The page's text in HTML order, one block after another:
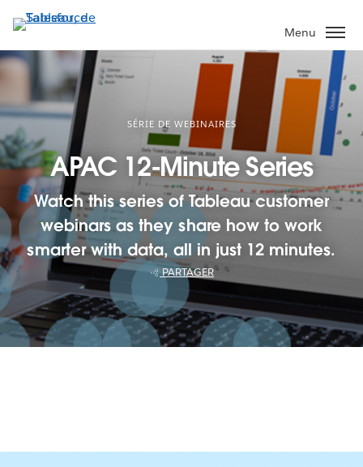
Aller
au
contenu
principal
Menu
SÉRIE DE WEBINAIRES
APAC 12-Minute Series
Watch this series of Tableau customer
webinars as they share how to work
smarter with data, all in just 12 minutes.
PARTAGER